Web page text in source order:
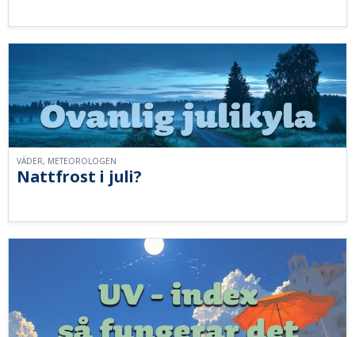
Nattfrost i juli?
VÄDER, METEOROLOGEN